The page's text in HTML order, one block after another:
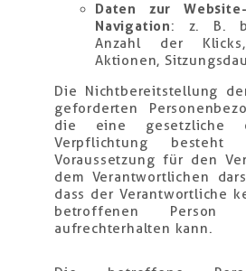
Daten zur
Navigation: z. B.
Anzahl der
Aktionen,
Die Nichtbereitstellung
geforderten
die eine gesetzliche
Verpflichtung
Voraussetzung für den
dem Verantwortlichen
dass der Verantwortliche
betroffenen Person
aufrechterhalten kann.